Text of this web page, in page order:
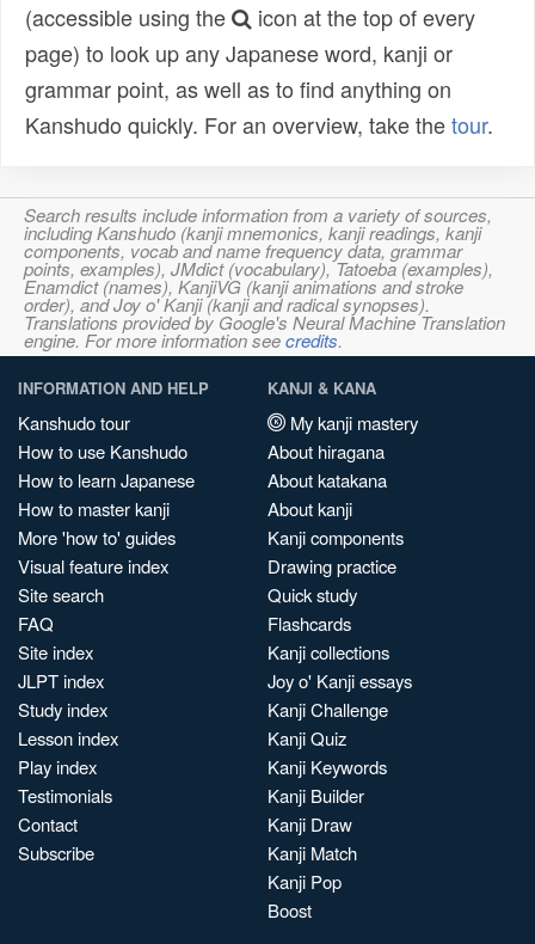
(accessible using the
icon at the top of every
page) to look up any Japanese word, kanji or
grammar point, as well as to find anything on
Kanshudo quickly. For an overview, take thetour.
Search results include information from a variety of sources,
including Kanshudo (kanji mnemonics, kanji readings, kanji
components, vocab and name frequency data, grammar
points, examples), JMdict (vocabulary), Tatoeba (examples),
Enamdict (names), KanjiVG (kanji animations and stroke
order), and Joy o' Kanji (kanji and radical synopses).
Translations provided by Google's Neural Machine Translation
engine. For more information seecredits.
INFORMATION AND HELP
Kanshudo tour
How to use Kanshudo
How to learn Japanese
How to master kanji
More 'how to' guides
Visual feature index
Site search
FAQ
Site index
JLPT index
Study index
Lesson index
Play index
Testimonials
Contact
Subscribe
KANJI & KANA
My kanji mastery
About hiragana
About katakana
About kanji
Kanji components
Drawing practice
Quick study
Flashcards
Kanji collections
Joy o' Kanji essays
Kanji Challenge
Kanji Quiz
Kanji Keywords
Kanji Builder
Kanji Draw
Kanji Match
Kanji Pop
Boost